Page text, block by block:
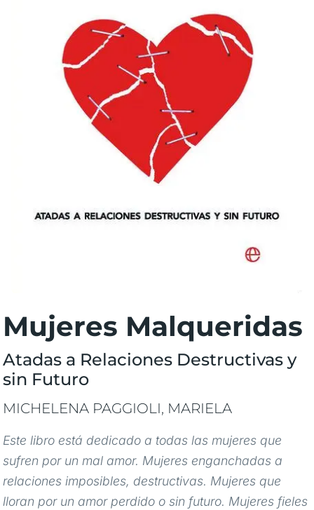
Mujeres Malqueridas
Atadas a Relaciones Destructivas y
sin Futuro
MICHELENA PAGGIOLI, MARIELA
Este libro está dedicado a todas las mujeres que
sufren por un mal amor. Mujeres enganchadas a
relaciones imposibles, destructivas. Mujeres que
lloran por un amor perdido o sin futuro. Mujeres fieles